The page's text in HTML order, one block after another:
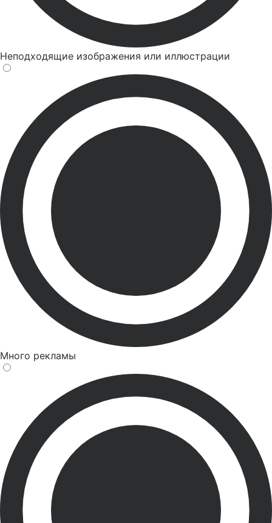
Неподходящие изображения или иллюстрации
Много рекламы